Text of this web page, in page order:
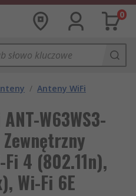
0
/ Anteny WiFi
W63WS3-
4 (802.11n),
Wi-Fi 6E